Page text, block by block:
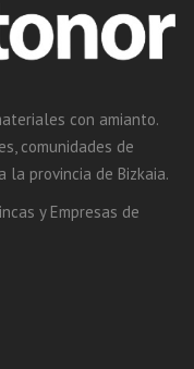
con amianto.
comunidades de
la provincia de Bizkaia.
y Empresas de